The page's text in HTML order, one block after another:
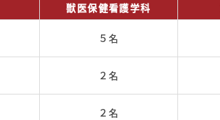
獣医保健看護学科
５名
２名
２名